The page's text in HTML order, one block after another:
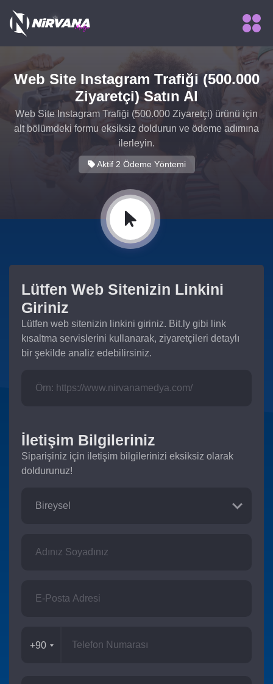
Web Site Instagram Trafiği (500.000
Ziyaretçi) Satın Al
Web Site Instagram Trafiği (500.000 Ziyaretçi) ürünü için
alt bölümdeki formu eksiksiz doldurun ve ödeme adımına
ilerleyin.
Aktif 2 Ödeme Yöntemi
Lütfen Web Sitenizin Linkini
Giriniz
Lütfen web sitenizin linkini giriniz. Bit.ly gibi link
kısaltma servislerini kullanarak, ziyaretçileri detaylı
bir şekilde analiz edebilirsiniz.
İletişim Bilgileriniz
Siparişiniz için iletişim bilgilerinizi eksiksiz olarak
doldurunuz!
+90
❄